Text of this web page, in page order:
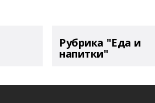
Рубрика "Еда и
напитки"